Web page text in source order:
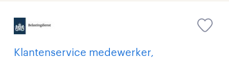
Klantenservice medewerker,